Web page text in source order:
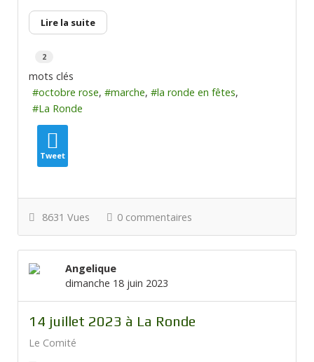
Lire la suite
2
mots clés
octobre rose
marche
la ronde en fêtes
La Ronde
Tweet
8631 Vues 0 commentaires
Angelique
dimanche 18 juin 2023
14 juillet 2023 à La Ronde
Le Comité